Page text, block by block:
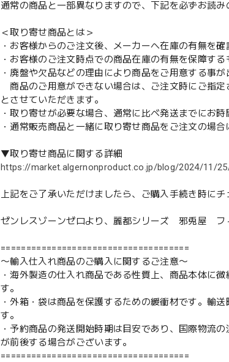
通常の商品と一部異なりますので、下記を必ずお読み
＜取り寄せ商品とは＞
・お客様からのご注文後、メーカーへ在庫の有無を
・お客様のご注文時点での商品在庫の有無を保障する
・廃盤や欠品などの理由により商品をご用意する事
商品のご用意ができない場合は、ご注文時にご指
とさせていただきます。
・取り寄せが必要な場合、通常に比べ発送までにお時
・通常販売商品と一緒に取り寄せ商品をご注文の場
▼取り寄せ商品に関する詳細
https://market.algernonproduct.co.jp/blog/2024/11/
上記をご了承いただけましたら、ご購入手続き時に
ゼンレスゾーンゼロより、麗都シリーズ 邪兎屋 フ
=====================================
〜輸入仕入れ商品のご購入に関するご注意〜
・海外製造の仕入れ商品である性質上、商品本体に
す。
・外箱・袋は商品を保護するための緩衝材です。輸
す。
・予約商品の発送開始時期は目安であり、国際物流
が前後する場合がございます。
=====================================